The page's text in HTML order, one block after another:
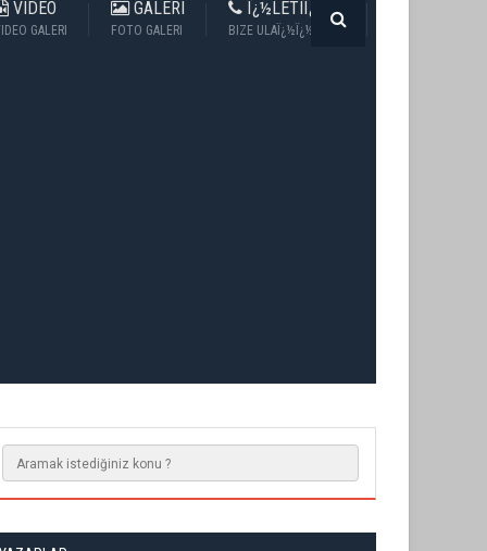
VIDEO
GALERI
GALERI
FOTO GALERI
Ï¿½LETIÏ¿½IM
BIZE ULAÏ¿½Ï¿½N